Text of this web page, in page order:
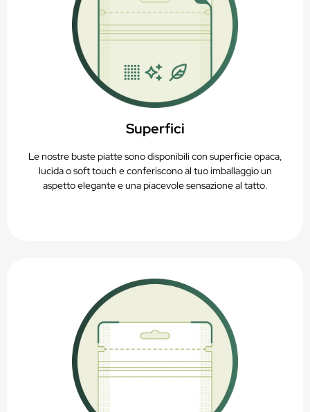
Superfici
Le nostre buste piatte sono disponibili con superficie opaca,
lucida o soft touch e conferiscono al tuo imballaggio un
aspetto elegante e una piacevole sensazione al tatto.